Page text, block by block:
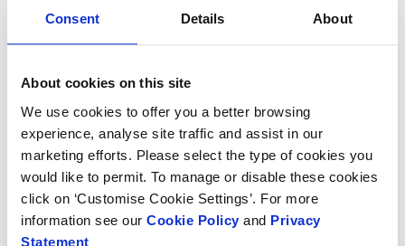
Consent Details About
About cookies on this site
We use cookies to offer you a better browsing
experience, analyse site traffic and assist in our
marketing efforts. Please select the type of cookies you
would like to permit. To manage or disable these cookies
click on ‘Customise Cookie Settings’. For more
information see our Cookie Policy and Privacy
Statement
completado con éxito en nuestro molino de papel de
nuestros socios en este proyecto que pone a prueba
de nuestra entrega neta cero."
El Dr. Ertan Yilmaz, Director Global de
HYFLEXPOWER en Siemens Energy, dijo: "Con el
proyecto HYFLEXPOWER estamos demostrando que
es posible un suministro eléctrico neutro en carbono